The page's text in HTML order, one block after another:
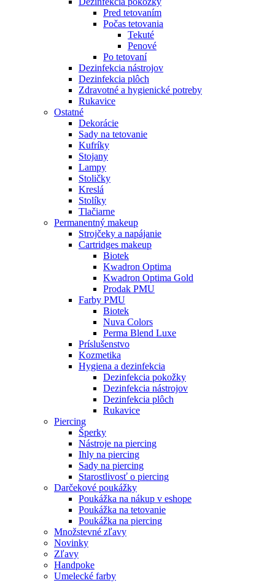
Pred tetovaním
Počas tetovania
Tekuté
Penové
Po tetovaní
Dezinfekcia nástrojov
Dezinfekcia plôch
Zdravotné a hygienické potreby
Rukavice
Ostatné
Dekorácie
Sady na tetovanie
Kufríky
Stojany
Lampy
Stoličky
Kreslá
Stolíky
Tlačiarne
Permanentný makeup
Strojčeky a napájanie
Cartridges makeup
Biotek
Kwadron Optima
Kwadron Optima Gold
Prodak PMU
Farby PMU
Biotek
Nuva Colors
Perma Blend Luxe
Príslušenstvo
Kozmetika
Hygiena a dezinfekcia
Dezinfekcia pokožky
Dezinfekcia nástrojov
Dezinfekcia plôch
Rukavice
Piercing
Šperky
Nástroje na piercing
Ihly na piercing
Sady na piercing
Starostlivosť o piercing
Darčekové poukážky
Poukážka na nákup v eshope
Poukážka na tetovanie
Poukážka na piercing
Množstevné zľavy
Novinky
Zľavy
Handpoke
Umelecké farby